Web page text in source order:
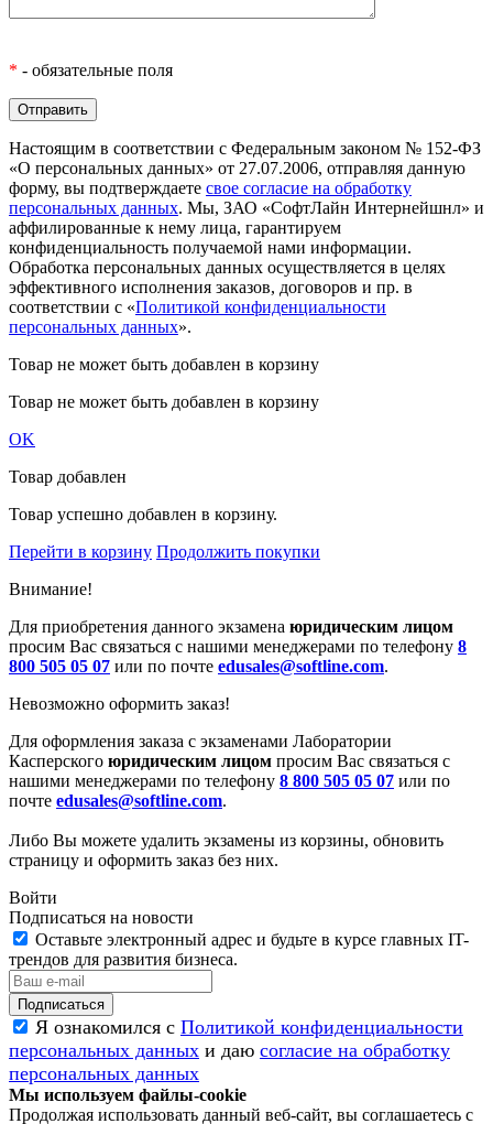
* - обязательные поля
Настоящим в соответствии с Федеральным законом № 152-ФЗ
«О персональных данных» от 27.07.2006, отправляя данную
форму, вы подтверждаете свое согласие на обработку
персональных данных. Мы, ЗАО «СофтЛайн Интернейшнл» и
аффилированные к нему лица, гарантируем
конфиденциальность получаемой нами информации.
Обработка персональных данных осуществляется в целях
эффективного исполнения заказов, договоров и пр. в
соответствии с «Политикой конфиденциальности
персональных данных».
Товар не может быть добавлен в корзину
Товар не может быть добавлен в корзину
OK
Товар добавлен
Товар успешно добавлен в корзину.
Перейти в корзину Продолжить покупки
Внимание!
Для приобретения данного экзамена юридическим лицом
просим Вас связаться с нашими менеджерами по телефону 8
800 505 05 07 или по почте edusales@softline.com.
Невозможно оформить заказ!
Для оформления заказа с экзаменами Лаборатории
Касперского юридическим лицом просим Вас связаться с
нашими менеджерами по телефону 8 800 505 05 07 или по
почте edusales@softline.com.
Либо Вы можете удалить экзамены из корзины, обновить
страницу и оформить заказ без них.
Войти
Подписаться на новости
Оставьте электронный адрес и будьте в курсе главных IT-
трендов для развития бизнеса.
Я ознакомился с Политикой конфиденциальности
персональных данных и даю согласие на обработку
персональных данных
Мы используем файлы-cookie
Продолжая использовать данный веб-сайт, вы соглашаетесь с